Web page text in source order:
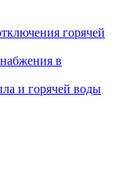
горячей
в
и горячей воды